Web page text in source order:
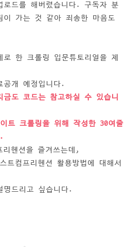
로드를 해버렸습니다. 구독자 분
이 가는 것 같아 죄송한 마음도
한 크롤링 입문튜토리얼을 제
공개 예정입니다.
도 코드는 참고하실 수 있습니
트 크롤링을 위해 작성한 30여줄
리헨션을 즐겨쓰는데,
트컴프리헨션 활용방법에 대해서
드리고 싶습니다.